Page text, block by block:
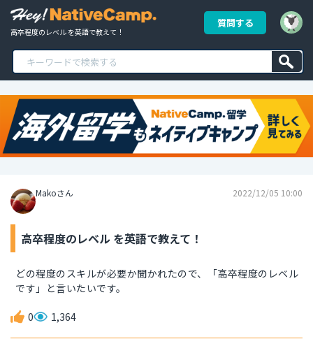
高卒程度のレベル を英語で教えて！
質問する
Makoさん 2022/12/05 10:00
高卒程度のレベル を英語で教えて！
どの程度のスキルが必要か聞かれたので、「高卒程度のレベル
です」と言いたいです。
0 1,364